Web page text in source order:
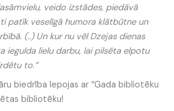
veido izstādes, piedāvā
patīk veselīgā humora klātbūtne un
(..) Un kur nu vēl Dzejas dienas
iegulda lielu darbu, lai pilsēta elpotu
to.”
biedrība lepojas ar “Gada bibliotēku
bibliotēku!